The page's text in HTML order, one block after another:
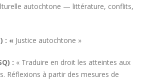
autochtone — littérature, conflits,
: « Justice autochtone »
: « Traduire en droit les atteintes aux
Réflexions à partir des mesures de